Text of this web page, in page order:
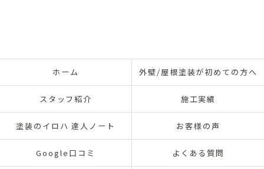
ホーム 外壁/屋根塗装が初めての方へ
スタッフ紹介 施工実績
塗装のイロハ 達人ノート お客様の声
Google口コミ よくある質問